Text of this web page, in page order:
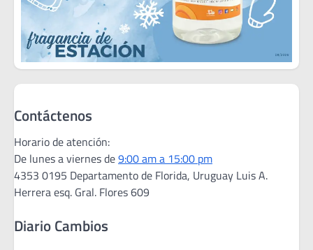
Contáctenos
Horario de atención:
De lunes a viernes de9:00 am a 15:00 pm
4353 0195 Departamento de Florida, Uruguay Luis A.
Herrera esq. Gral. Flores 609
Diario Cambios